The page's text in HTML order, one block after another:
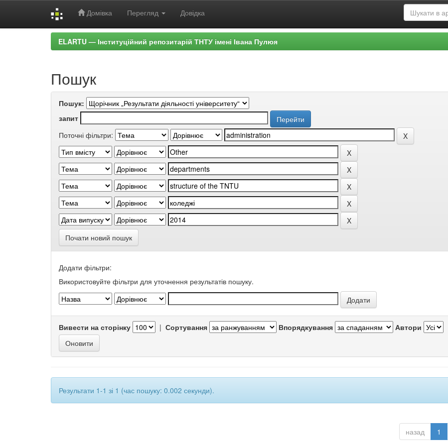
Домівка Перегляд Довідка
ELARTU — Інституційний репозитарій ТНТУ імені Івана Пулюя
Пошук
Пошук:
запит
Поточні фільтри:
Почати новий пошук
Додати фільтри:
Використовуйте фільтри для уточнення результатів пошуку.
Вивести на сторінку | Сортування Впорядкування Автори
Результати 1-1 зі 1 (час пошуку: 0.002 секунди).
назад 1